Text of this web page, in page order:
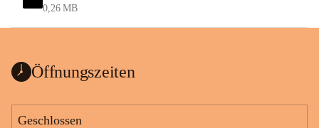
0,26 MB
Öffnungszeiten
Geschlossen